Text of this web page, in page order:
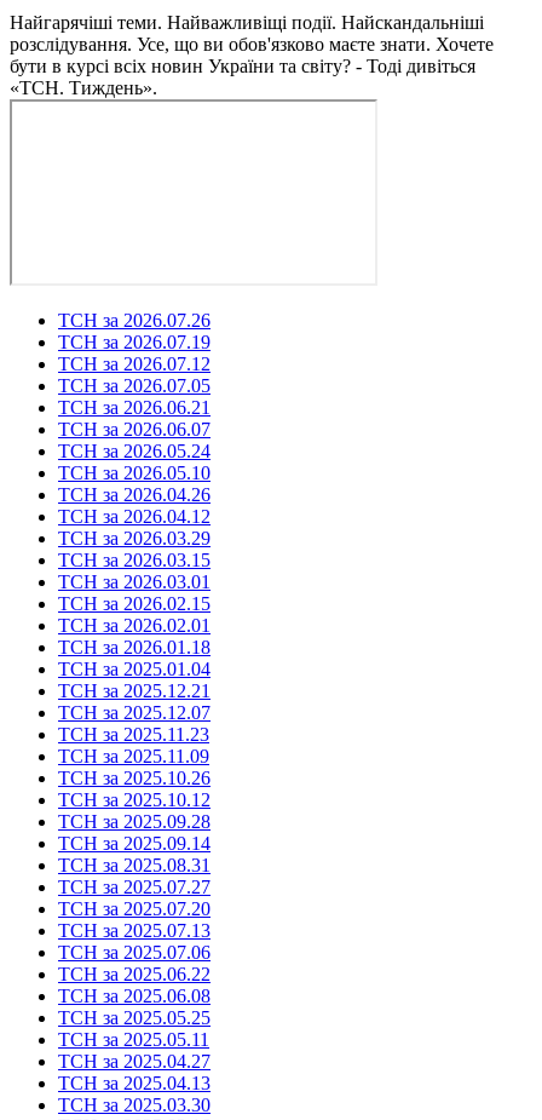
Найгарячіші теми. Найважливіщі події. Найскандальніші
розслідування. Усе, що ви обов'язково маєте знати. Хочете
бути в курсі всіх новин України та світу? - Тоді дивіться
«ТСН. Тиждень».
ТСН за 2026.07.26
ТСН за 2026.07.19
ТСН за 2026.07.12
ТСН за 2026.07.05
ТСН за 2026.06.21
ТСН за 2026.06.07
ТСН за 2026.05.24
ТСН за 2026.05.10
ТСН за 2026.04.26
ТСН за 2026.04.12
ТСН за 2026.03.29
ТСН за 2026.03.15
ТСН за 2026.03.01
ТСН за 2026.02.15
ТСН за 2026.02.01
ТСН за 2026.01.18
ТСН за 2025.01.04
ТСН за 2025.12.21
ТСН за 2025.12.07
ТСН за 2025.11.23
ТСН за 2025.11.09
ТСН за 2025.10.26
ТСН за 2025.10.12
ТСН за 2025.09.28
ТСН за 2025.09.14
ТСН за 2025.08.31
ТСН за 2025.07.27
ТСН за 2025.07.20
ТСН за 2025.07.13
ТСН за 2025.07.06
ТСН за 2025.06.22
ТСН за 2025.06.08
ТСН за 2025.05.25
ТСН за 2025.05.11
ТСН за 2025.04.27
ТСН за 2025.04.13
ТСН за 2025.03.30